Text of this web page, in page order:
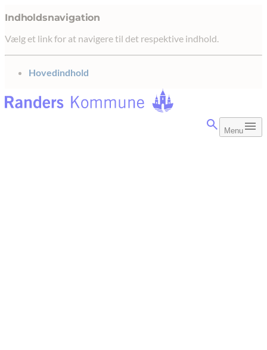
Indholdsnavigation
Vælg et link for at navigere til det respektive indhold.
gå til
Hovedindhold
Menu